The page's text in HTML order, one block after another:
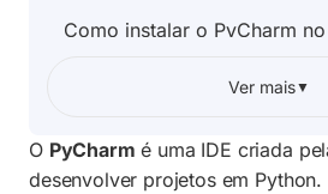
O PyCharm é uma IDE criada
desenvolver projetos em Python.
Como instalar o PyCharm
Como instalar o PyCharm no
Como configurar o
Ver mais▼